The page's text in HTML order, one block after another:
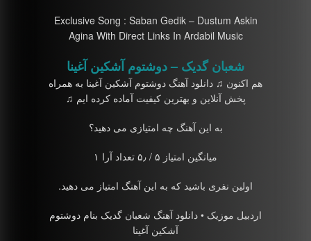
Exclusive Song : Saban Gedik – Dustum Askin
Agina With Direct Links In Ardabil Music
شعبان گدیک – دوشتوم آشکین آغینا
هم اکنون ♫ دانلود آهنگ دوشتوم آشکین آغینا به همراه
پخش آنلاین و بهترین کیفیت آماده کرده ایم ♫
به این آهنگ چه امتیازی می دهید؟
میانگین امتیاز ۵ / ۵٫ تعداد آرا ۱
اولین نفری باشید که به این آهنگ امتیاز می دهید.
اردبیل موزیک • دانلود آهنگ شعبان گدیک بنام دوشتوم
آشکین آغینا